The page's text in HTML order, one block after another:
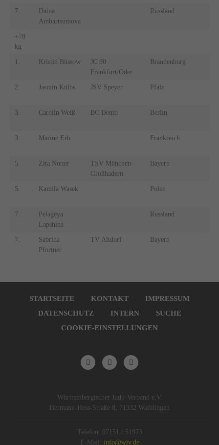
7.
Daina
Ambartsumova
Russland
+78
kg
1. Kristin Büssow
JC 90
Frankfurt/Oder
Brandenburg
2. Jasmin Külbs JSV Speyer Pfalz
3. Carolin Weiß BC Dento Berlin
3. Marine Erb Frankreich
5. Zita Notter
TSV München-
Großhadern
Bayern
5. Kamila Wasek Polen
7.
Pelageya
Lapshina
Russland
7.
Sabrina
Pfortner
TV Altdorf Bayern
überspringenSTARTSEITE KONTAKT
IMPRESSUM
DATENSCHUTZ
INTERN
SUCHE
COOKIE-EINSTELLUNGEN
Württembergischer Judo-Verband e.V.
Hermann-Hess-Straße 8, 71332 Waiblingen
Telefon: 07151 / 51973
E-Mail: info@wjv.de